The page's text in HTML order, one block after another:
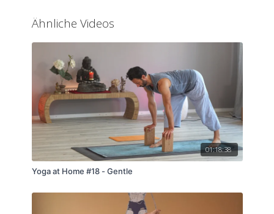
Ähnliche Videos
01:18:38
Yoga at Home #18 - Gentle